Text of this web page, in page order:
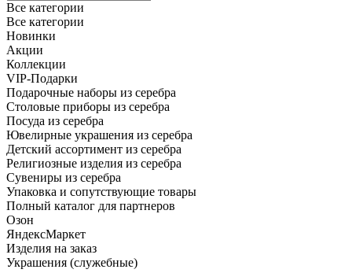
Все категории
Все категории
Новинки
Акции
Коллекции
VIP-Подарки
Подарочные наборы из серебра
Столовые приборы из серебра
Посуда из серебра
Ювелирные украшения из серебра
Детский ассортимент из серебра
Религиозные изделия из серебра
Сувениры из серебра
Упаковка и сопутствующие товары
Полный каталог для партнеров
Озон
ЯндексМаркет
Изделия на заказ
Украшения (служебные)